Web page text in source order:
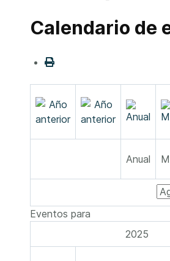
Calendario de
Anual
Eventos para
2025